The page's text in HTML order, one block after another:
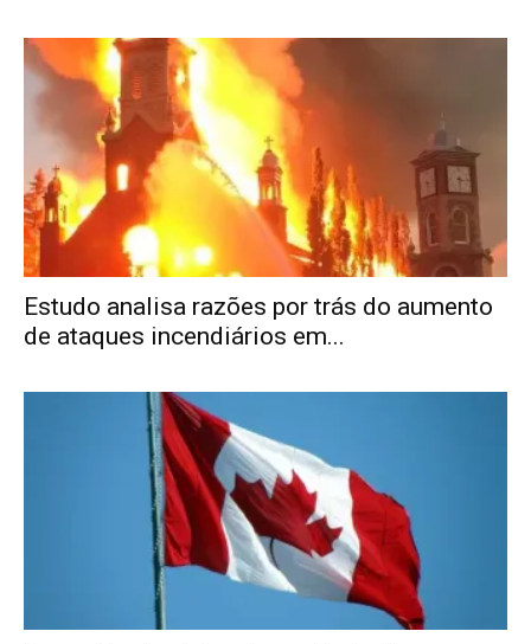
Estudo analisa razões por trás do aumento
de ataques incendiários em...